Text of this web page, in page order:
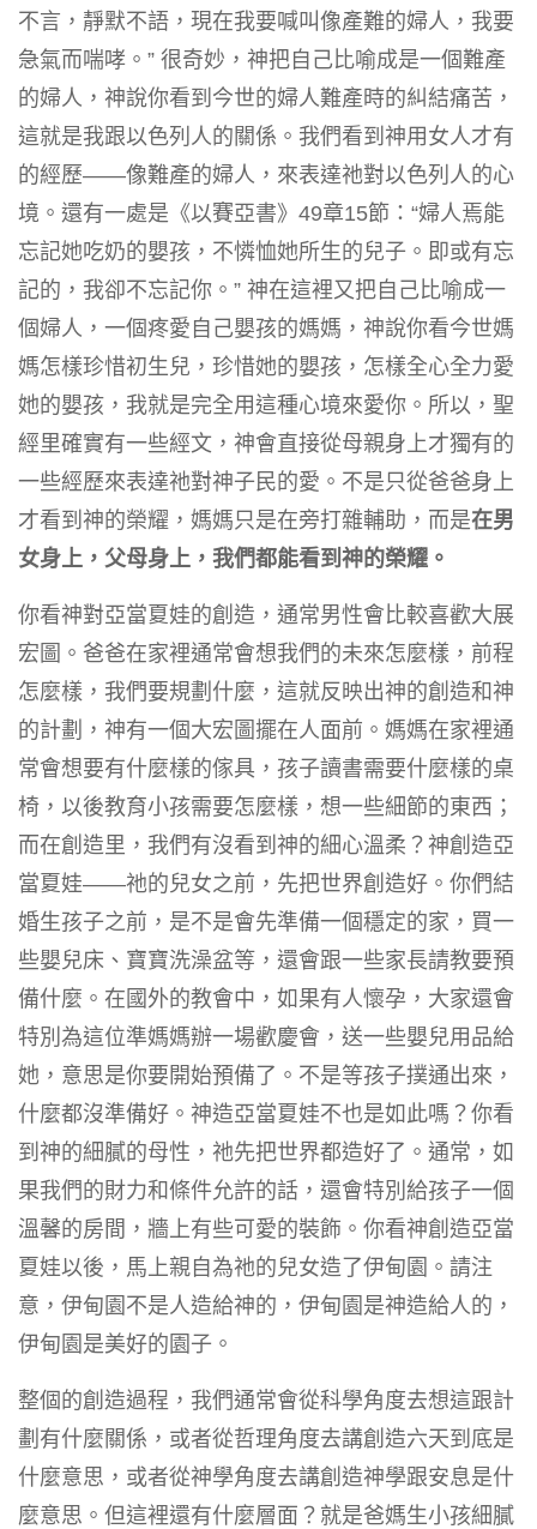
不言，靜默不語，現在我要喊叫像產難的婦人，我要
急氣而喘哮。” 很奇妙，神把自己比喻成是一個難產
的婦人，神說你看到今世的婦人難產時的糾結痛苦，
這就是我跟以色列人的關係。我們看到神用女人才有
的經歷——像難產的婦人，來表達祂對以色列人的心
境。還有一處是《以賽亞書》49章15節：“婦人焉能
忘記她吃奶的嬰孩，不憐恤她所生的兒子。即或有忘
記的，我卻不忘記你。” 神在這裡又把自己比喻成一
個婦人，一個疼愛自己嬰孩的媽媽，神說你看今世媽
媽怎樣珍惜初生兒，珍惜她的嬰孩，怎樣全心全力愛
她的嬰孩，我就是完全用這種心境來愛你。所以，聖
經里確實有一些經文，神會直接從母親身上才獨有的
一些經歷來表達祂對神子民的愛。不是只從爸爸身上
才看到神的榮耀，媽媽只是在旁打雜輔助，而是在男
女身上，父母身上，我們都能看到神的榮耀。
你看神對亞當夏娃的創造，通常男性會比較喜歡大展
宏圖。爸爸在家裡通常會想我們的未來怎麼樣，前程
怎麼樣，我們要規劃什麼，這就反映出神的創造和神
的計劃，神有一個大宏圖擺在人面前。媽媽在家裡通
常會想要有什麼樣的傢具，孩子讀書需要什麼樣的桌
椅，以後教育小孩需要怎麼樣，想一些細節的東西；
而在創造里，我們有沒看到神的細心溫柔？神創造亞
當夏娃——祂的兒女之前，先把世界創造好。你們結
婚生孩子之前，是不是會先準備一個穩定的家，買一
些嬰兒床、寶寶洗澡盆等，還會跟一些家長請教要預
備什麼。在國外的教會中，如果有人懷孕，大家還會
特別為這位準媽媽辦一場歡慶會，送一些嬰兒用品給
她，意思是你要開始預備了。不是等孩子撲通出來，
什麼都沒準備好。神造亞當夏娃不也是如此嗎？你看
到神的細膩的母性，祂先把世界都造好了。通常，如
果我們的財力和條件允許的話，還會特別給孩子一個
溫馨的房間，牆上有些可愛的裝飾。你看神創造亞當
夏娃以後，馬上親自為祂的兒女造了伊甸園。請注
意，伊甸園不是人造給神的，伊甸園是神造給人的，
伊甸園是美好的園子。
整個的創造過程，我們通常會從科學角度去想這跟計
劃有什麼關係，或者從哲理角度去講創造六天到底是
什麼意思，或者從神學角度去講創造神學跟安息是什
麼意思。但這裡還有什麼層面？就是爸媽生小孩細膩